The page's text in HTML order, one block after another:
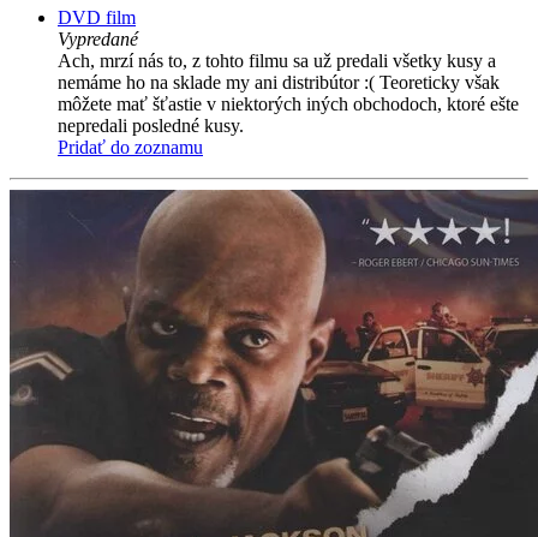
DVD film
Vypredané
Ach, mrzí nás to, z tohto filmu sa už predali všetky kusy a
nemáme ho na sklade my ani distribútor :( Teoreticky však
môžete mať šťastie v niektorých iných obchodoch, ktoré ešte
nepredali posledné kusy.
Pridať do zoznamu